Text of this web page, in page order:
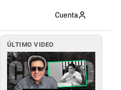
Cuenta
ÚLTIMO VIDEO